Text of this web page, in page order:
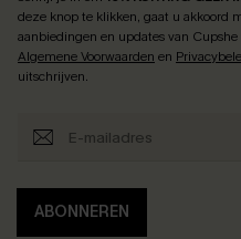
deze knop te klikken, gaat u akkoord
aanbiedingen en updates van
Algemene Voorwaarden en
uitschrijven.
ABONNEREN